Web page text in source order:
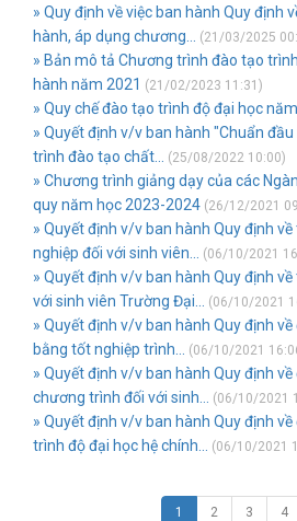
» Quy định về việc ban hành Quy định
hành, áp dụng chương...
(21/03/2025
» Bản mô tả Chương trình đào tạo
hành năm 2021 (21/02/2023 11:31)
» Quy chế đào tạo trình độ đại học
» Quyết định v/v ban hành "Chuẩn
trình đào tạo chất...
(25/08/2022 10:00)
» Chương trình giảng dạy của các
quy năm học 2023-2024 (26/12/2021
» Quyết định v/v ban hành Quy định
nghiệp đối với sinh viên...
(06/10/2021
» Quyết định v/v ban hành Quy định
với sinh viên Trường Đại...
(06/10/2021
» Quyết định v/v ban hành Quy định
bằng tốt nghiệp trình...
(06/10/2021
» Quyết định v/v ban hành Quy định
chương trình đối với sinh...
(06/10/2021
» Quyết định v/v ban hành Quy định
trình độ đại học hệ chính...
(06/10/2021
1 2 3 4